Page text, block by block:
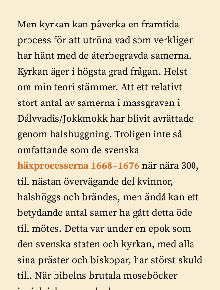
Men kyrkan kan påverka en framtida
process för att utröna vad som verkligen
har hänt med de återbegravda samerna.
Kyrkan äger i högsta grad frågan. Helst
om min teori stämmer. Att ett relativt
stort antal av samerna i massgraven i
Dálvvadis/Jokkmokk har blivit avrättade
genom halshuggning. Troligen inte så
omfattande som de svenska
häxprocesserna 1668–1676 när nära 300,
till nästan övervägande del kvinnor,
halshöggs och brändes, men ändå kan ett
betydande antal samer ha gått detta öde
till mötes. Detta var under en epok som
den svenska staten och kyrkan, med alla
sina präster och biskopar, har störst skuld
till. När bibelns brutala moseböcker